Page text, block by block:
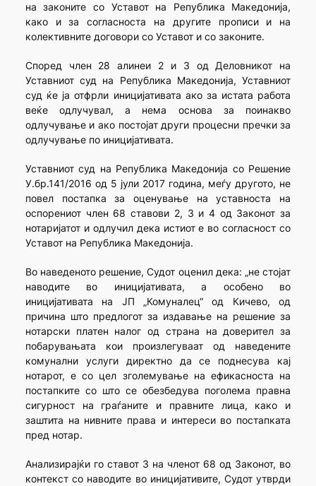
на законите со Уставот на Република Македонија,
како и за согласноста на другите прописи и на
колективните договори со Уставот и со законите.
Според член 28 алинеи 2 и 3 од Деловникот на
Уставниот суд на Република Македонија, Уставниот
суд ќе ја отфрли иницијативата ако за истата работа
веќе одлучувал, а нема основа за поинакво
одлучување и ако постојат други процесни пречки за
одлучување по иницијативата.
Уставниот суд на Република Македонија со Решение
У.бр.141/2016 од 5 јули 2017 година, меѓу другото, не
повел постапка за оценување на уставноста на
оспорениот член 68 ставови 2, 3 и 4 од Законот за
нотаријатот и одлучил дека истиот е во согласност со
Уставот на Република Македонија.
Во наведеното решение, Судот оценил дека: „не стојат
наводите во иницијативата, а особено во
иницијативата на ЈП „Комуналец“ од Кичево, од
причина што предлогот за издавање на решение за
нотарски платен налог од страна на доверител за
побарувањата кои произлегуваат од наведените
комунални услуги директно да се поднесува кај
нотарот, е со цел зголемување на ефикасноста на
постапките со што се обезбедува поголема правна
сигурност на граѓаните и правните лица, како и
заштита на нивните права и интереси во постапката
пред нотар.
Анализирајќи го ставот 3 на членот 68 од Законот, во
контекст со наводите во иницијативите, Судот утврди